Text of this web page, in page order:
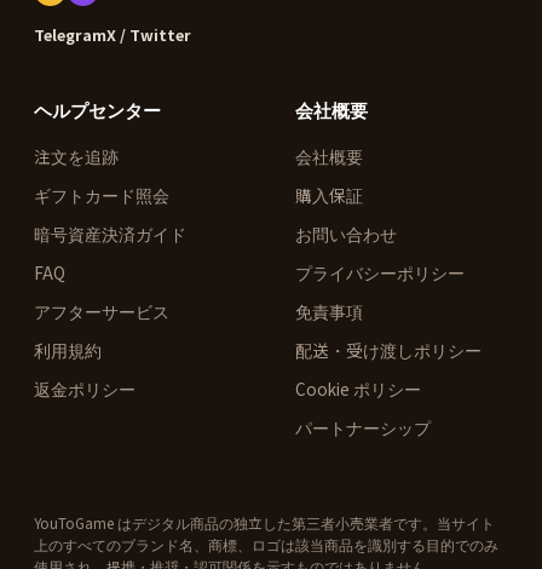
TelegramX / Twitter
ヘルプセンター
注文を追跡
ギフトカード照会
暗号資産決済ガイド
FAQ
アフターサービス
利用規約
返金ポリシー
会社概要
会社概要
購入保証
お問い合わせ
プライバシーポリシー
免責事項
配送・受け渡しポリシー
Cookie ポリシー
パートナーシップ
YouToGame はデジタル商品の独立した第三者小売業者です。当サイト
上のすべてのブランド名、商標、ロゴは該当商品を識別する目的でのみ